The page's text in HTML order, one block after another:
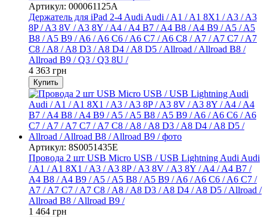
Артикул: 000061125A
Держатель для iPad 2-4 Audi Audi / A1 / A1 8X1 / A3 / A3
8P / A3 8V / A3 8Y / A4 / A4 B7 / A4 B8 / A4 B9 / A5 / A5
B8 / A5 B9 / A6 / A6 C6 / A6 C7 / A6 С8 / A7 / A7 C7 / A7
C8 / A8 / A8 D3 / A8 D4 / A8 D5 / Allroad / Allroad B8 /
Allroad B9 / Q3 / Q3 8U /
4 363 грн
Купить
Артикул: 8S0051435E
Провода 2 шт USB Micro USB / USB Lightning Audi Audi
/ A1 / A1 8X1 / A3 / A3 8P / A3 8V / A3 8Y / A4 / A4 B7 /
A4 B8 / A4 B9 / A5 / A5 B8 / A5 B9 / A6 / A6 C6 / A6 C7 /
A7 / A7 C7 / A7 C8 / A8 / A8 D3 / A8 D4 / A8 D5 / Allroad /
Allroad B8 / Allroad B9 /
1 464 грн